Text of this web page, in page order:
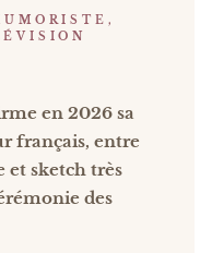
en 2026 sa
français, entre
et sketch très
des